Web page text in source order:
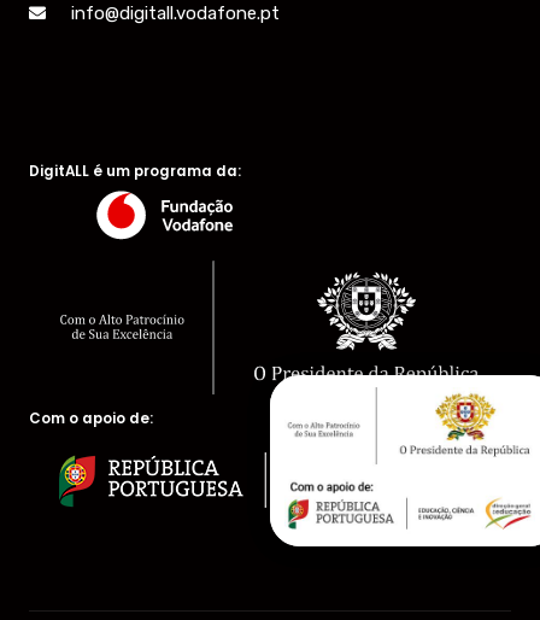
info@digitall.vodafone.pt
DigitALL é um programa da:
Com o apoio de: